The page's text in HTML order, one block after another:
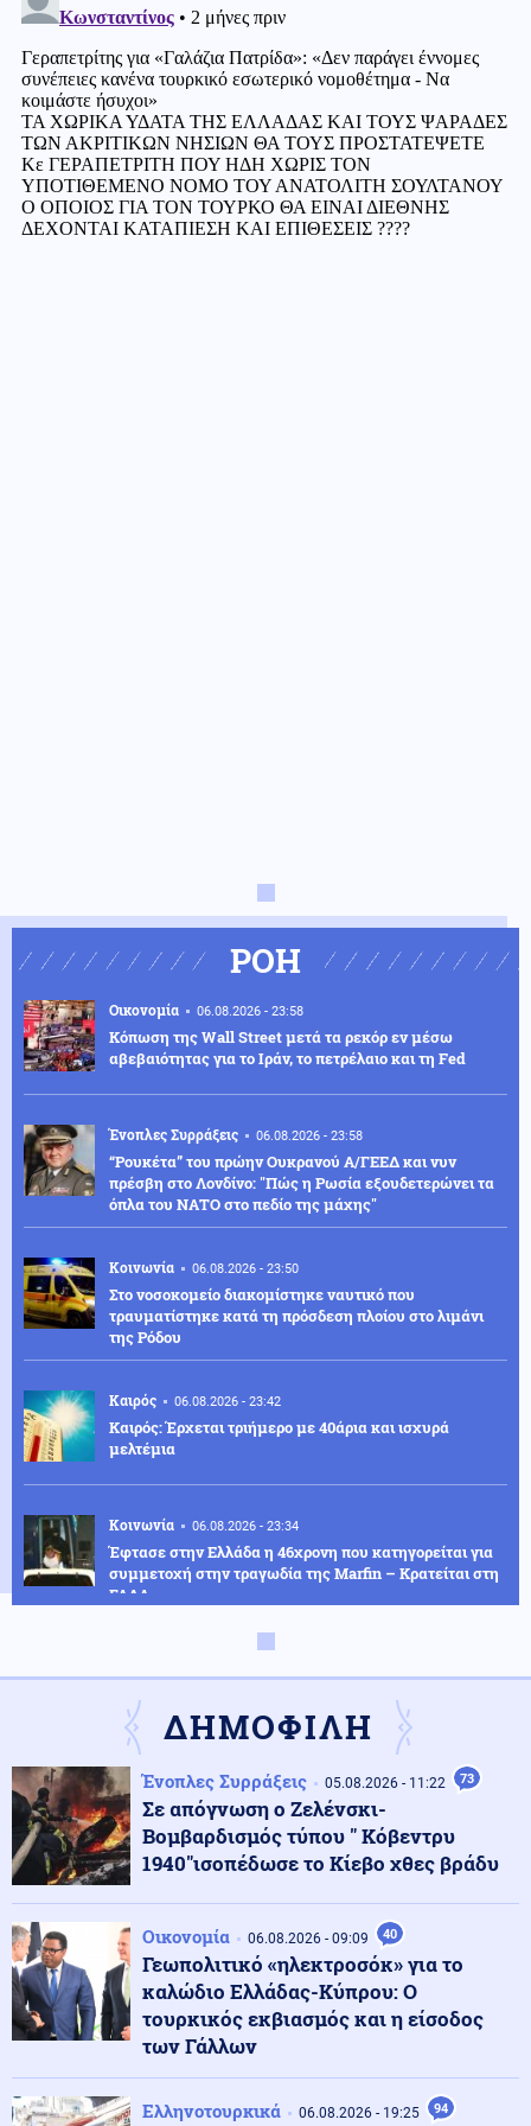
ΡΟΗ
Οικονομία 06.08.2026 - 23:58
Κόπωση της Wall Street μετά τα ρεκόρ εν μέσω
αβεβαιότητας για το Ιράν, το πετρέλαιο και τη Fed
Ένοπλες Συρράξεις 06.08.2026 - 23:58
“Ρουκέτα” του πρώην Ουκρανού Α/ΓΕΕΔ και νυν
πρέσβη στο Λονδίνο: "Πώς η Ρωσία εξουδετερώνει τα
όπλα του ΝΑΤΟ στο πεδίο της μάχης"
Κοινωνία 06.08.2026 - 23:50
Στο νοσοκομείο διακομίστηκε ναυτικό που
τραυματίστηκε κατά τη πρόσδεση πλοίου στο λιμάνι
της Ρόδου
Καιρός 06.08.2026 - 23:42
Καιρός: Έρχεται τριήμερο με 40άρια και ισχυρά
μελτέμια
Κοινωνία 06.08.2026 - 23:34
Έφτασε στην Ελλάδα η 46χρονη που κατηγορείται για
συμμετοχή στην τραγωδία της Marfin – Κρατείται στη
ΓΑΔΑ
ΗΠΑ: Στήριξη στην Ισπανία για Θέουτα και Μελίγια,
επίθεση στον Σάντσεθ για το μεταναστευτικό
Μέση Ανατολή 06.08.2026 - 23:17
Ισραήλ: «Φρένο» στην αποχώρηση από νέες περιοχές
του νότιου Λιβάνου έως ότου εφαρμοστεί η συμφωνία
Κόσμος 06.08.2026 - 23:14
Επιβεβαιώνεται η ανοδική τάση της AfD στη Γερμανία:
Στο 28% ανέβηκε, βυθίζεται η δημοτικότητα του Μερτς
Κόσμος 06.08.2026 - 23:07
Ξεκινά δελτίο νερού στο Πουέρτο Ρίκο λόγω της
ξηρασίας
ΔΗΜΟΦΙΛΗ
Ένοπλες Συρράξεις 05.08.2026 - 11:22 73
Σε απόγνωση ο Ζελένσκι-
Βομβαρδισμός τύπου " Κόβεντρυ
1940"ισοπέδωσε το Κίεβο χθες βράδυ
Οικονομία 06.08.2026 - 09:09 40
Γεωπολιτικό «ηλεκτροσόκ» για το
καλώδιο Ελλάδας-Κύπρου: Ο
τουρκικός εκβιασμός και η είσοδος
των Γάλλων
Ελληνοτουρκικά 06.08.2026 - 19:25 94